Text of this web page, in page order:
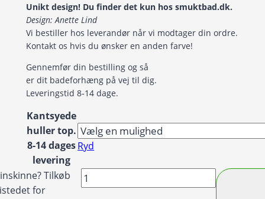
til
1.599,00 kr.
Unikt design! Du finder det kun hos smuktbad.dk.
Design: Anette Lind
Vi bestiller hos leverandør når vi modtager din ordre.
Kontakt os hvis du ønsker en anden farve!
Gennemfør din bestilling og så
er dit badeforhæng på vej til dig.
Leveringstid 8-14 dage.
Kantsyede
huller top.
8-14 dages
levering
Ryd
Tilkøb
for
Badeforhæng
/